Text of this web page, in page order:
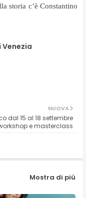
storia c’è Constantino
NUOVA
dal 15 al 18 settembre
e masterclass
Mostra di più